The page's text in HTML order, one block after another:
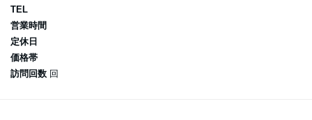
TEL
営業時間
定休日
価格帯
訪問回数 回